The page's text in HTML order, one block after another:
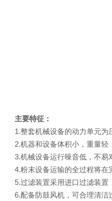
主要特征：
1.整套机械设备的动力单元为
2.机器和设备体积小，重量轻
3.机械设备运行噪音低，不易
4.粉末设备运输的全过程将在
5.过滤装置采用进口过滤装置
6.配备防鼓风机，可合理清洁